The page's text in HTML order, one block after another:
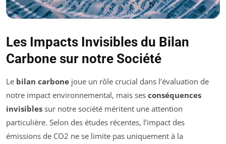
Les Impacts Invisibles du Bilan
Carbone sur notre Société
Le bilan carbone joue un rôle crucial dans l’évaluation de
notre impact environnemental, mais ses conséquences
invisibles sur notre société méritent une attention
particulière. Selon des études récentes, l’impact des
émissions de CO2 ne se limite pas uniquement à la